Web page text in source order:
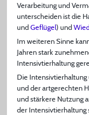
Verarbeitung und
unterscheiden ist die
undGeflügel) und
Im weiteren Sinne
Jahren stark
Intensivtierhaltung
Die
und der artgerechten
und stärkere Nutzung
der Intensivtierhaltung